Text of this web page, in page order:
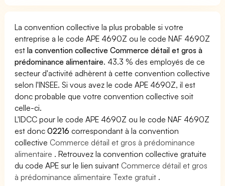
La convention collective la plus probable si votre
entreprise a le code APE 4690Z ou le code NAF 4690Z
estla convention collective Commerce détail et gros à
prédominance alimentaire. 43.3 % des employés de ce
secteur d'activité adhèrent à cette convention collective
selon l'INSEE. Si vous avez le code APE 4690Z, il est
donc probable que votre convention collective soit
celle-ci.
L'IDCC pour le code APE 4690Z ou le code NAF 4690Z
est donc02216 correspondant à la convention
collective Commerce détail et gros à prédominance
alimentaire . Retrouvez la convention collective gratuite
du code APE sur le lien suivant Commerce détail et gros
à prédominance alimentaire Texte gratuit .